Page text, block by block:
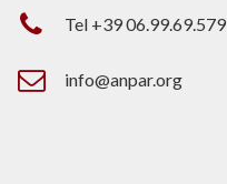
Tel +39 06.99.69.579
info@anpar.org